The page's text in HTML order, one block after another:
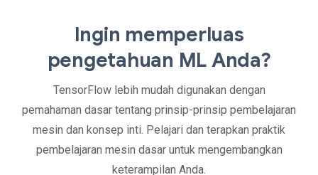
Ingin memperluas
pengetahuan ML Anda?
TensorFlow lebih mudah digunakan dengan
pemahaman dasar tentang prinsip-prinsip pembelajaran
mesin dan konsep inti. Pelajari dan terapkan praktik
pembelajaran mesin dasar untuk mengembangkan
keterampilan Anda.